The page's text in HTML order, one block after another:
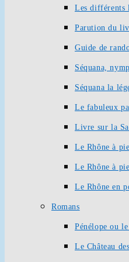
Les différents
Parution du
Guide de
Séquana,
Séquana la
Le fabuleux
Livre sur la
Le Rhône à
Le Rhône à
Le Rhône en
Romans
Pénélope ou
Le Château